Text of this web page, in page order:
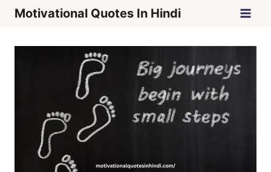
SkipMotivational Quotes In Hindi